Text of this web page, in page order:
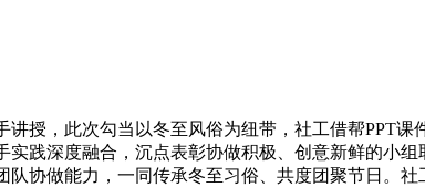
，此次勾当以冬至风俗为纽带，社工借帮PPT课
践深度融合，沉点表彰协做积极、创意新鲜的小
协做能力，一同传承冬至习俗、共度团聚节日。